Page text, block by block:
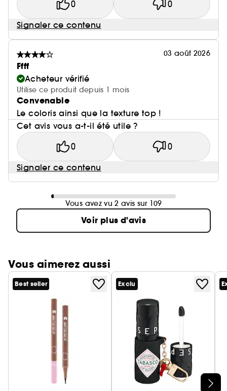
0 0
Signaler ce contenu
03 août 2026
Ffff
Acheteur vérifié
Utilise ce produit depuis 1 mois
Convenable
Le coloris ainsi que la texture top !
Cet avis vous a-t-il été utile ?
0 0
Signaler ce contenu
Vous avez vu 2 avis sur 109
Voir plus d'avis
Vous aimerez aussi
Ignorer le carrousel produits
Best seller Exclu